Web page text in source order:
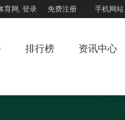
育网, 登录 免费注册 手机网站
排行榜 资讯中心